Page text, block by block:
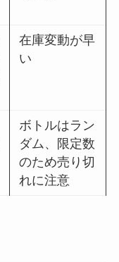
在庫変動が早
い
ボトルはラン
ダム、限定数
のため売り切
れに注意